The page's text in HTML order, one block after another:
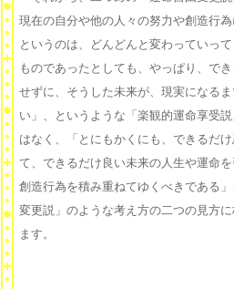
現在の自分や他の人々の努力や創造行
というのは、どんどんと変わっていっ
ものであったとしても、やっぱり、で
せずに、そうした未来が、現実になる
い」、というような「楽観的運命享受
はなく、「とにもかくにも、できるだ
て、できるだけ良い未来の人生や運命
創造行為を積み重ねてゆくべきである
変更説」のような考え方の二つの見方
ます。